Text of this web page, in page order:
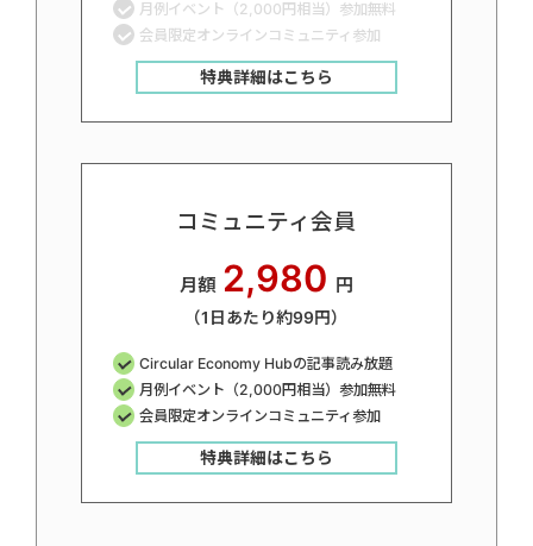
月例イベント（2,000円相当）参加無料
会員限定オンラインコミュニティ参加
特典詳細はこちら
コミュニティ会員
月額 2,980 円
（1日あたり約99円）
Circular Economy Hubの記事読み放題
月例イベント（2,000円相当）参加無料
会員限定オンラインコミュニティ参加
特典詳細はこちら